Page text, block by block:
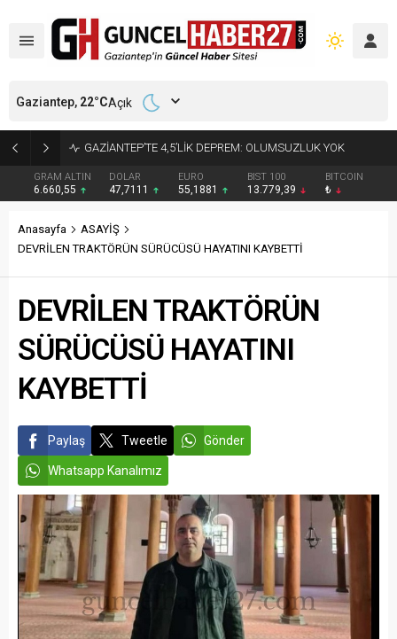
GRAM ALTIN
6.660,55
DOLAR
47,7111
EURO
55,1881
BIST 100
13.779,39
BITCOIN
₺
Gaziantep, 22°CAçık
Anasayfa
ASAYİŞ
DEVRİLEN TRAKTÖRÜN SÜRÜCÜSÜ HAYATINI KAYBETTİ
DEVRİLEN TRAKTÖRÜN
SÜRÜCÜSÜ HAYATINI
KAYBETTİ
Paylaş Tweetle Gönder
Whatsapp Kanalımız